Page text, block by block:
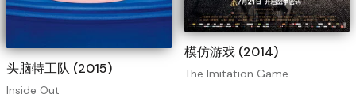
头脑特工队 (2015)
Inside Out
模仿游戏 (2014)
The Imitation Game